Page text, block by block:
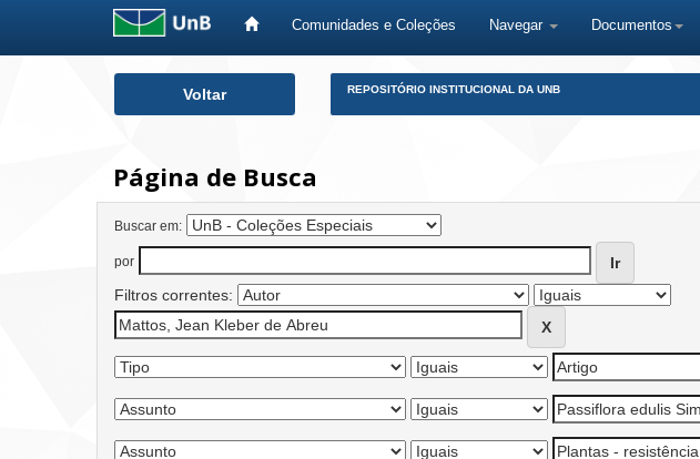
Comunidades e Coleções Navegar Documentos
Voltar REPOSITÓRIO INSTITUCIONAL DA UNB
Página de Busca
Buscar em:
por
Filtros correntes: